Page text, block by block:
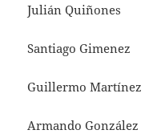
Julián Quiñones
Santiago Gimenez
Guillermo Martínez
Armando González